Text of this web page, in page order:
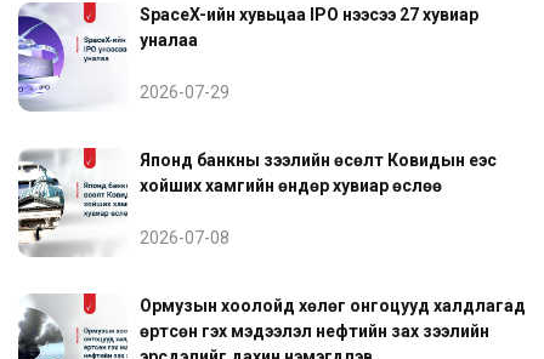
SpaceX-ийн хувьцаа IPO үнээсээ 27 хувиар
уналаа
2026-07-29
Японд банкны зээлийн өсөлт Ковидын үеэс
хойших хамгийн өндөр хувиар өслөө
2026-07-08
Ормузын хоолойд хөлөг онгоцууд халдлагад
өртсөн гэх мэдээлэл нефтийн зах зээлийн